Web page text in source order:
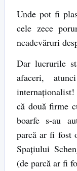
Unde pot fi
cele zece
neadevăruri
Dar lucrurile
afaceri,
că două firme
boarfe s-au
parcă ar fi fost
Spațiului
(de parcă ar fi